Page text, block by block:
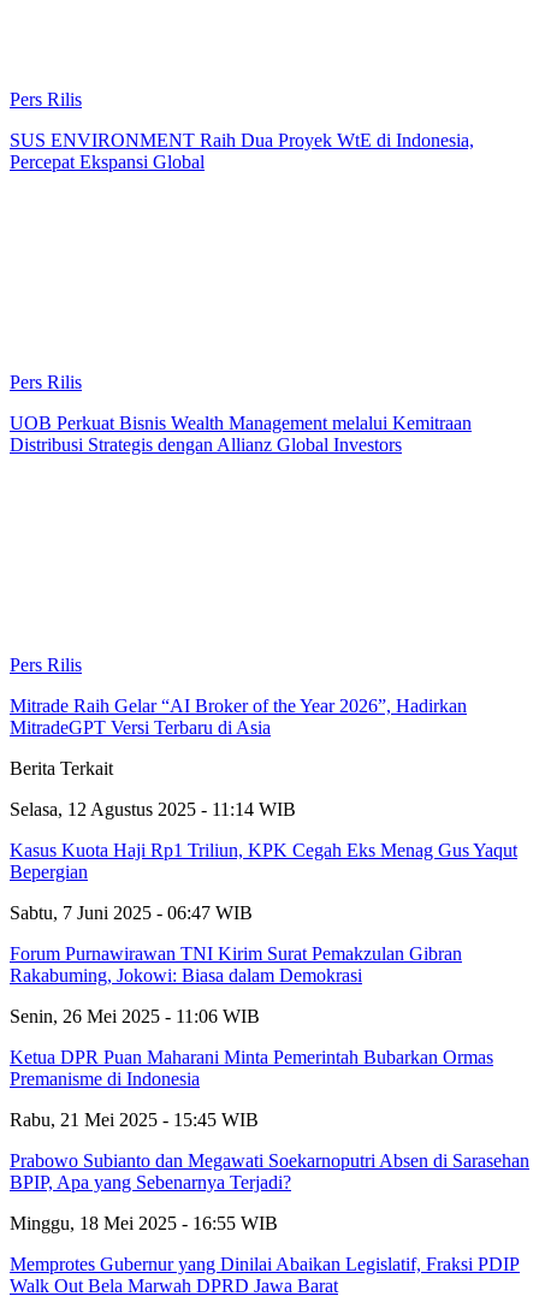
Pers Rilis
SUS ENVIRONMENT Raih Dua Proyek WtE di Indonesia,
Percepat Ekspansi Global
Pers Rilis
UOB Perkuat Bisnis Wealth Management melalui Kemitraan
Distribusi Strategis dengan Allianz Global Investors
Pers Rilis
Mitrade Raih Gelar “AI Broker of the Year 2026”, Hadirkan
MitradeGPT Versi Terbaru di Asia
Berita Terkait
Selasa, 12 Agustus 2025 - 11:14 WIB
Kasus Kuota Haji Rp1 Triliun, KPK Cegah Eks Menag Gus Yaqut
Bepergian
Sabtu, 7 Juni 2025 - 06:47 WIB
Forum Purnawirawan TNI Kirim Surat Pemakzulan Gibran
Rakabuming, Jokowi: Biasa dalam Demokrasi
Senin, 26 Mei 2025 - 11:06 WIB
Ketua DPR Puan Maharani Minta Pemerintah Bubarkan Ormas
Premanisme di Indonesia
Rabu, 21 Mei 2025 - 15:45 WIB
Prabowo Subianto dan Megawati Soekarnoputri Absen di Sarasehan
BPIP, Apa yang Sebenarnya Terjadi?
Minggu, 18 Mei 2025 - 16:55 WIB
Memprotes Gubernur yang Dinilai Abaikan Legislatif, Fraksi PDIP
Walk Out Bela Marwah DPRD Jawa Barat